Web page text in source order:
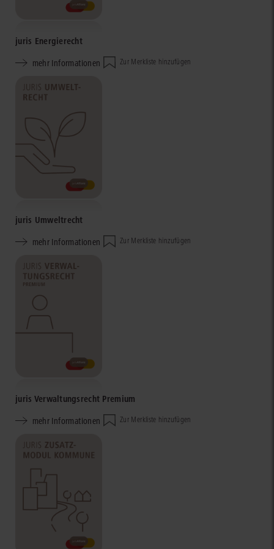
juris Energierecht
mehr Informationen
Zur Merkliste hinzufügen
juris Umweltrecht
mehr Informationen
Zur Merkliste hinzufügen
juris Verwaltungsrecht Premium
mehr Informationen
Zur Merkliste hinzufügen